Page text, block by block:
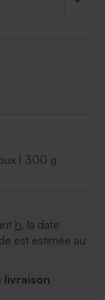
| 300 g
h, la date
est estimée au
livraison